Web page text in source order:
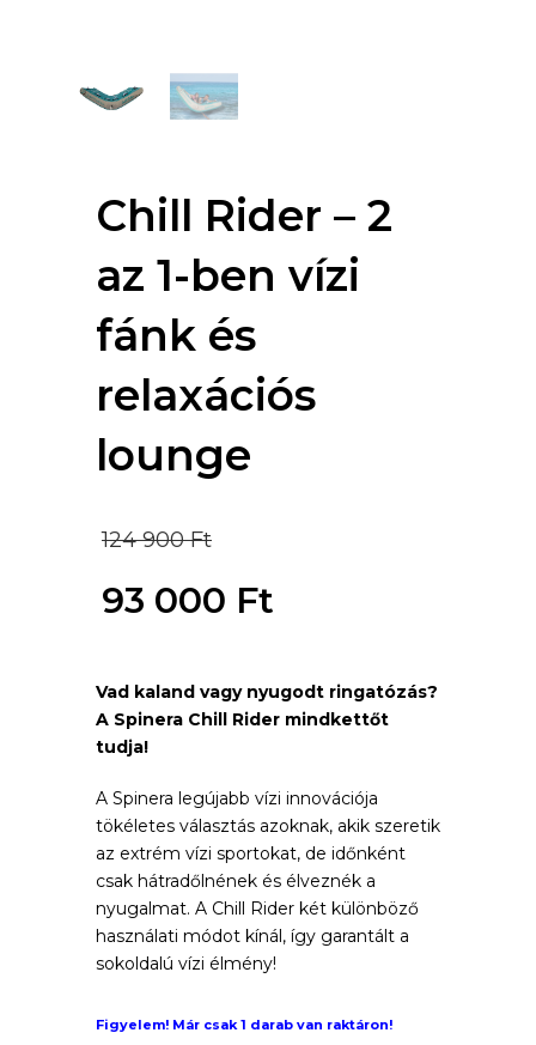
Chill Rider – 2
az 1-ben vízi
fánk és
relaxációs
lounge
124 900Ft
price
124
900 Ft.
93 000 Ft
price
is:
93
000 Ft.
Vad kaland vagy nyugodt ringatózás?
A Spinera Chill Rider mindkettőt
tudja!
A Spinera legújabb vízi innovációja
tökéletes választás azoknak, akik szeretik
az extrém vízi sportokat, de időnként
csak hátradőlnének és élveznék a
nyugalmat. A Chill Rider két különböző
használati módot kínál, így garantált a
sokoldalú vízi élmény!
Figyelem! Már csak 1 darab van raktáron!